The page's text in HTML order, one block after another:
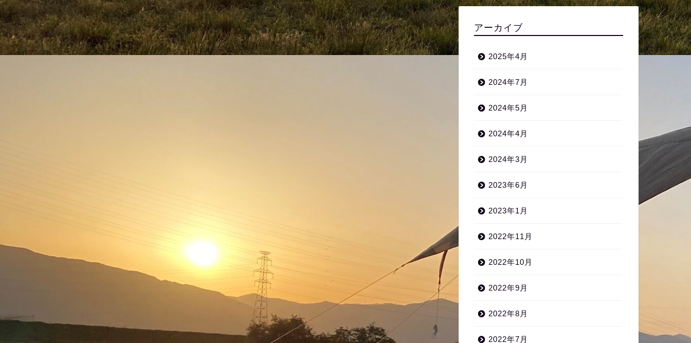
アーカイブ
2025年4月
2024年7月
2024年5月
2024年4月
2024年3月
2023年6月
2023年1月
2022年11月
2022年10月
2022年9月
2022年8月
2022年7月